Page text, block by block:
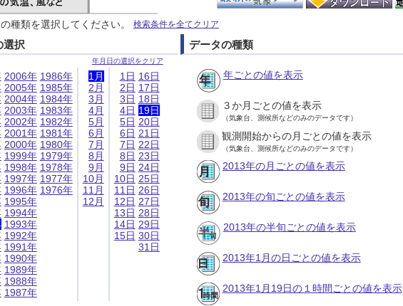
種類を選択してください。 検索条件を全てクリア
選択
年月日の選択をクリア
2006年
2005年
2004年
2003年
2002年
2001年
2000年
1999年
1998年
1997年
1996年
1995年
1994年
1993年
1992年
1991年
1990年
1989年
1988年
1987年
1986年
1985年
1984年
1983年
1982年
1981年
1980年
1979年
1978年
1977年
1976年
1月
2月
3月
4月
5月
6月
7月
8月
9月
10月
11月
12月
1日
2日
3日
4日
5日
6日
7日
8日
9日
10日
11日
12日
13日
14日
15日
16日
17日
18日
19日
20日
21日
22日
23日
24日
25日
26日
27日
28日
29日
30日
31日
データの種類
年ごとの値を表示
３か月ごとの値を表示
（気象台、測候所などのみのデータです）
観測開始からの月ごとの値を表示
（気象台、測候所などのみのデータです）
2013年の月ごとの値を表示
2013年の旬ごとの値を表示
2013年の半旬ごとの値を表示
2013年1月の日ごとの値を表示
2013年1月19日の１時間ごとの値を表示